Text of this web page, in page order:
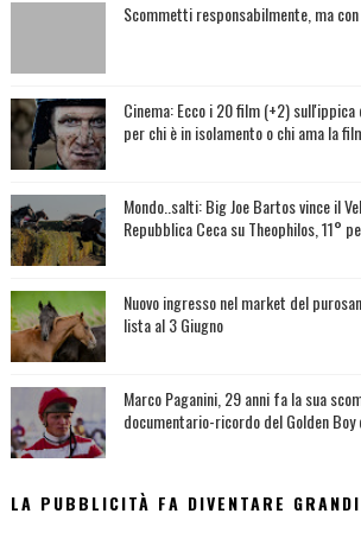
Scommetti responsabilmente, ma
Cinema: Ecco i 20 film (+2)
per chi è in isolamento o chi ama la
Mondo..salti: Big Joe Bartos vince il
Repubblica Ceca su Theophilos, 11°
Nuovo ingresso nel market del
lista al 3 Giugno
Marco Paganini, 29 anni fa la sua
documentario-ricordo del Golden
LA PUBBLICITÀ FA DIVENTARE